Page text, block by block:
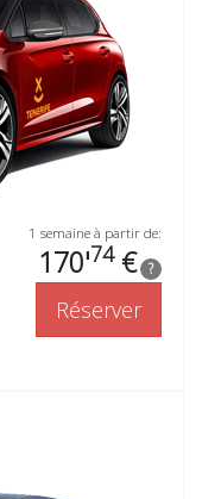
1 semaine à partir de:
170'74€ ?
Réserver